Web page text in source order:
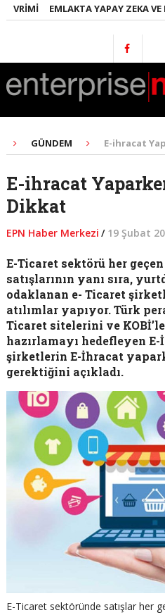
EMLAKTA YAPAY ZEKA VE
GÜNDEM E-ihracat
E-ihracat
Dikkat
EPN Haber Merkezi / 19 Şubat
E-Ticaret sektörü her
satışlarının yanı sıra,
odaklanan e- Ticaret
atılımlar yapıyor. Türk
Ticaret sitelerini ve
hazırlamayı hedefleyen
şirketlerin E-İhracat
gerektiğini açıkladı.
E-Ticaret sektöründe satışlar her